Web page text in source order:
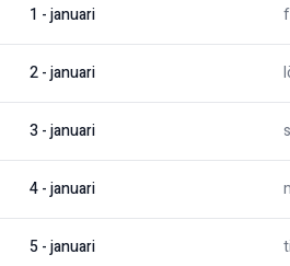
1 -januari
2-januari
3 -januari
4-januari
5-januari